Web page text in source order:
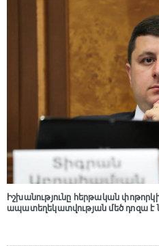
Իշխանությունը հերթական
ապատեղեկատվության մեծ դnզա է